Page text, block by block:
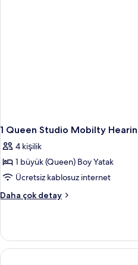
1 Queen Studio Mobilty
4 kişilik
1 büyük (Queen) Boy Yatak
Ücretsiz kablosuz internet
Daha çok detay
1
Hearing
Access
Tub